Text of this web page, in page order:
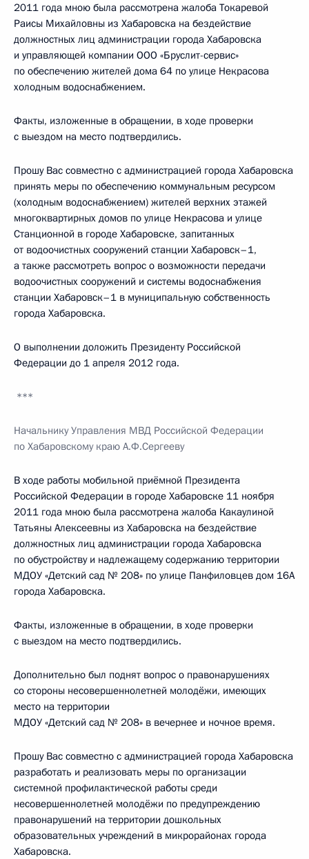
2011 года мною была рассмотрена жалоба Токаревой
Раисы Михайловны из Хабаровска на бездействие
должностных лиц администрации города Хабаровска
и управляющей компании ООО «Бруслит-сервис»
по обеспечению жителей дома 64 по улице Некрасова
холодным водоснабжением.
Факты, изложенные в обращении, в ходе проверки
с выездом на место подтвердились.
Прошу Вас совместно с администрацией города Хабаровска
принять меры по обеспечению коммунальным ресурсом
(холодным водоснабжением) жителей верхних этажей
многоквартирных домов по улице Некрасова и улице
Станционной в городе Хабаровске, запитанных
от водоочистных сооружений станции Хабаровск–1,
а также рассмотреть вопрос о возможности передачи
водоочистных сооружений и системы водоснабжения
станции Хабаровск–1 в муниципальную собственность
города Хабаровска.
О выполнении доложить Президенту Российской
Федерации до 1 апреля 2012 года.
***
Начальнику Управления МВД Российской Федерации
по Хабаровскому краю А.Ф.Сергееву
В ходе работы мобильной приёмной Президента
Российской Федерации в городе Хабаровске 11 ноября
2011 года мною была рассмотрена жалоба Какаулиной
Татьяны Алексеевны из Хабаровска на бездействие
должностных лиц администрации города Хабаровска
по обустройству и надлежащему содержанию территории
МДОУ «Детский сад № 208» по улице Панфиловцев дом 16А
города Хабаровска.
Факты, изложенные в обращении, в ходе проверки
с выездом на место подтвердились.
Дополнительно был поднят вопрос о правонарушениях
со стороны несовершеннолетней молодёжи, имеющих
место на территории
МДОУ «Детский сад № 208» в вечернее и ночное время.
Прошу Вас совместно с администрацией города Хабаровска
разработать и реализовать меры по организации
системной профилактической работы среди
несовершеннолетней молодёжи по предупреждению
правонарушений на территории дошкольных
образовательных учреждений в микрорайонах города
Хабаровска.